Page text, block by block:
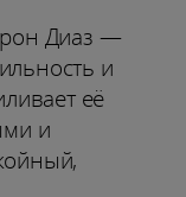
Диаз —
и
её
и